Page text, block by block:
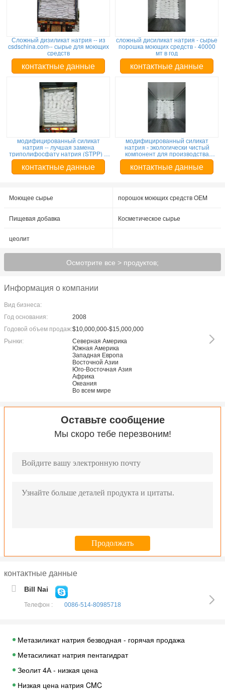
Сложный дизиликат натрия -- из
csdschina.com-- сырье для моющих
средств
контактные данные
сложный дисиликат натрия - сырье
порошка моющих средств - 40000
мт в год
контактные данные
модифицированный силикат
натрия -- лучшая замена
триполифосфату натрия (STPP) --
низкие цены -- для производства
стирального порошка
контактные данные
модифицированный силикат
натрия - экологически чистый
компонент для производства
стирального порошка, 3000
метрических тонн в месяц
контактные данные
Моющее сырье порошок моющих средств OEM
Пищевая добавка Косметическое сырье
цеолит
Осмотрите все > продуктов;
Информация о компании
Вид бизнеса:
Год основания:
2008
Годовой объем продаж:$10,000,000-$15,000,000
Рынки:
Северная Америка
Южная Америка
Западная Европа
Восточной Азии
Юго-Восточная Азия
Африка
Океания
Во всем мире
Оставьте сообщение
Мы скоро тебе перезвоним!
контактные данные
Bill Nai
Телефон : 0086-514-80985718
Метазиликат натрия безводная - горячая продажа
Метасиликат натрия пентагидрат
Зеолит 4А - низкая цена
Низкая цена натрия CMC